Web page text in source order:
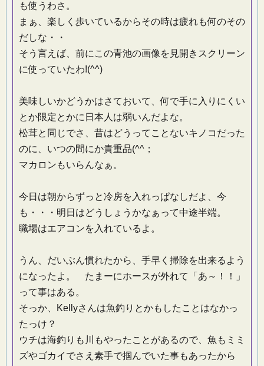
も使うわさ。
まぁ、楽しく歩いているからその時は疲れも何のその
だしな・・
そう言えば、前にこの青池の画像を見開きスクリーン
に使っていたわ!(^^)
美味しいかどうかはさておいて、何で手に入りにくい
とか限定とかに日本人は弱いんだよな。
松茸と同じでさ、昔はどうってことないキノコだった
のに、いつの間にか貴重品(^^；
マカロンもいらんなぁ。
今日は朝からずっと冷房を入れっぱなしだよ、今
も・・・明日はどうしょうかなぁって中途半端。
職場はエアコンを入れているよ。
うん、だいぶん慣れたから、手早く掃除を出来るよう
になったよ。 たまーにホースが外れて「あ～！！」
って事はある。
そっか、Kellyさんは魚釣りとかもしたことはなかっ
たっけ？
ウチは海釣りも川もやったことがあるので、魚もミミ
ズやゴカイでさえ素手で掴んでいた事もあったから